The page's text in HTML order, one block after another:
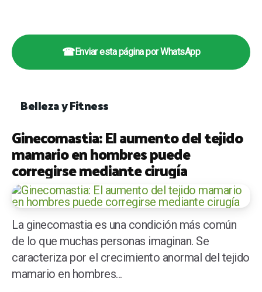
☎Enviar esta página por WhatsApp
Belleza y Fitness
Ginecomastia: El aumento del tejido
mamario en hombres puede
corregirse mediante cirugía
La ginecomastia es una condición más común
de lo que muchas personas imaginan. Se
caracteriza por el crecimiento anormal del tejido
mamario en hombres...